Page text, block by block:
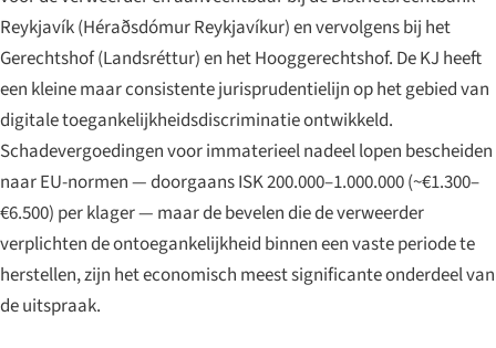
Reykjavík (Héraðsdómur Reykjavíkur) en vervolgens bij het
Gerechtshof (Landsréttur) en het Hooggerechtshof. De KJ heeft
een kleine maar consistente jurisprudentielijn op het gebied van
digitale toegankelijkheidsdiscriminatie ontwikkeld.
Schadevergoedingen voor immaterieel nadeel lopen bescheiden
naar EU-normen — doorgaans ISK 200.000–1.000.000 (~€1.300–
€6.500) per klager — maar de bevelen die de verweerder
verplichten de ontoegankelijkheid binnen een vaste periode te
herstellen, zijn het economisch meest significante onderdeel van
de uitspraak.